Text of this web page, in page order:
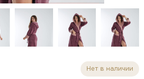
Нет в наличии